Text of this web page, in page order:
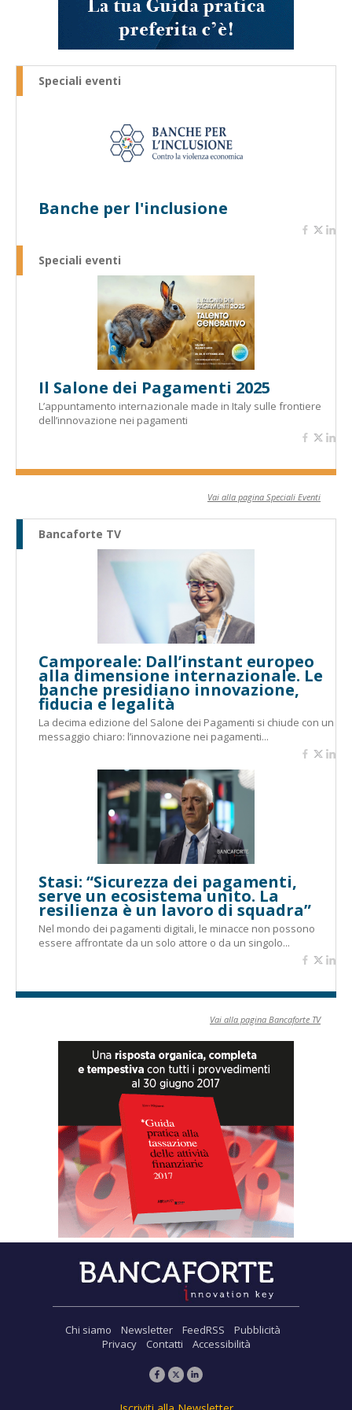
Speciali eventi
Banche per l'inclusione
Speciali eventi
Il Salone dei Pagamenti 2025
L’appuntamento internazionale made in Italy sulle frontiere
dell’innovazione nei pagamenti
Vai alla pagina Speciali Eventi
Bancaforte TV
Camporeale: Dall’instant europeo
alla dimensione internazionale. Le
banche presidiano innovazione,
fiducia e legalità
La decima edizione del Salone dei Pagamenti si chiude con un
messaggio chiaro: l’innovazione nei pagamenti...
Stasi: “Sicurezza dei pagamenti,
serve un ecosistema unito. La
resilienza è un lavoro di squadra”
Nel mondo dei pagamenti digitali, le minacce non possono
essere affrontate da un solo attore o da un singolo...
Vai alla pagina Bancaforte TV
Chi siamo Newsletter FeedRSS
Pubblicità
Privacy
Contatti Accessibilità